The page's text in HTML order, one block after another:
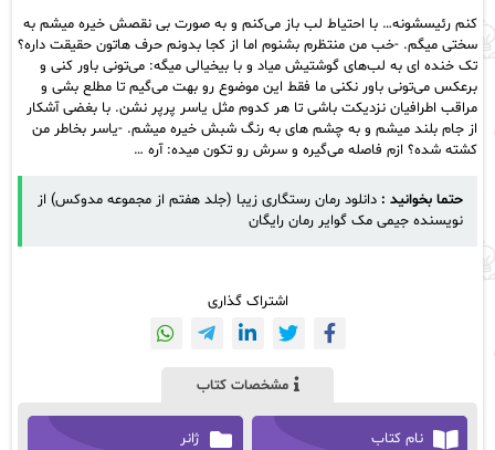
کنم رئیسشونه… با احتیاط لب باز می‌کنم و به صورت بی نقصش خیره میشم به
سختی میگم. -خب من منتظرم بشنوم اما از کجا بدونم حرف هاتون حقیقت داره؟
تک خنده ای به لب‌های گوشتیش میاد و با بیخیالی میگه: می‌تونی باور کنی و
برعکس می‌تونی باور نکنی ما فقط این موضوع رو بهت می‌گیم تا مطلع بشی و
مراقب اطرافیان نزدیکت باشی تا هر کدوم مثل یاسر پرپر نشن. با بغضی آشکار
از جام بلند میشم و به چشم های به رنگ شبش خیره میشم. -ياسر بخاطر من
کشته شده؟ ازم فاصله می‌گیره و سرش رو تکون میده: آره …
حتما بخوانید : دانلود رمان رستگاری زیبا (جلد هفتم از مجموعه مدوکس) از
نویسنده جیمی مک گوایر رمان رایگان
اشتراک گذاری
مشخصات کتاب
نام کتاب ژانر